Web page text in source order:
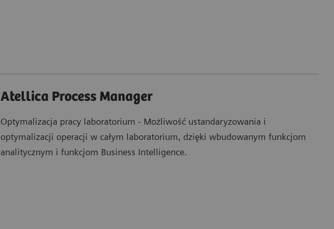
Atellica Process Manager
Optymalizacja pracy laboratorium - Możliwość ustandaryzowania i
optymalizacji operacji w całym laboratorium, dzięki wbudowanym funkcjom
analitycznym i funkcjom Business Intelligence.